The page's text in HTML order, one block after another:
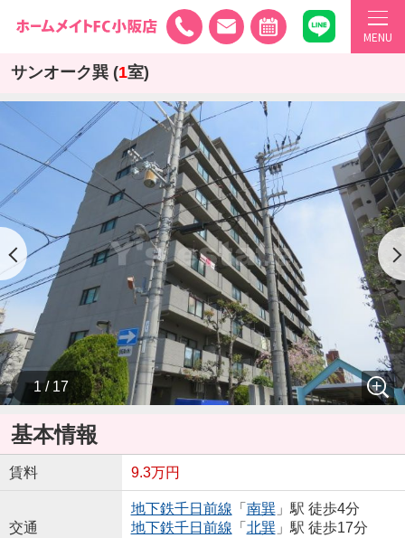
MENU
サンオーク巽 (1室)
1 / 17
基本情報
賃料 9.3万円
交通
地下鉄千日前線 「 南巽」駅 徒歩4分
地下鉄千日前線 「 北巽」駅 徒歩17分